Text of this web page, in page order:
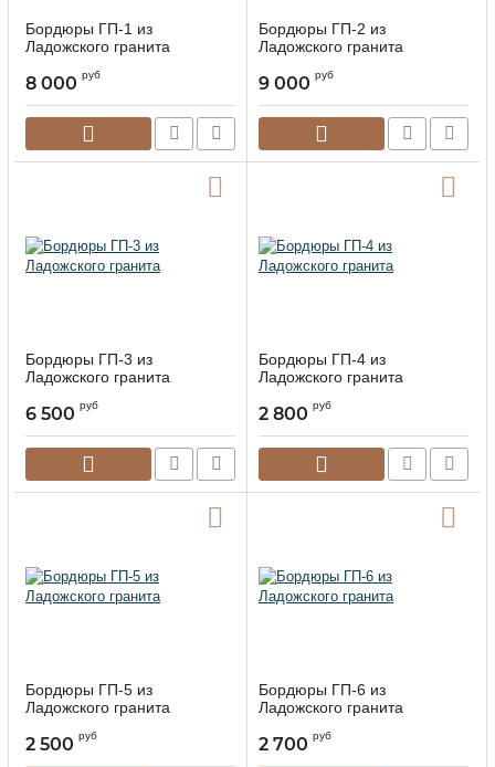
Бордюры ГП-1 из
Ладожского гранита
8 000 руб
Бордюры ГП-2 из
Ладожского гранита
9 000 руб
Бордюры ГП-3 из
Ладожского гранита
6 500 руб
Бордюры ГП-4 из
Ладожского гранита
2 800 руб
Бордюры ГП-5 из
Ладожского гранита
2 500 руб
Бордюры ГП-6 из
Ладожского гранита
2 700 руб